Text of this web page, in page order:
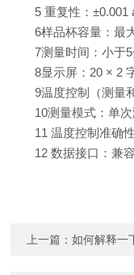
5重复性：±0.001
6样品杯容量：最
7测量时间：小于5
8显示屏： 20 × 2
9温度控制（测量
10测量模式：单
11温度控制准确
12数据接口：兼容
上一篇：如何解释一